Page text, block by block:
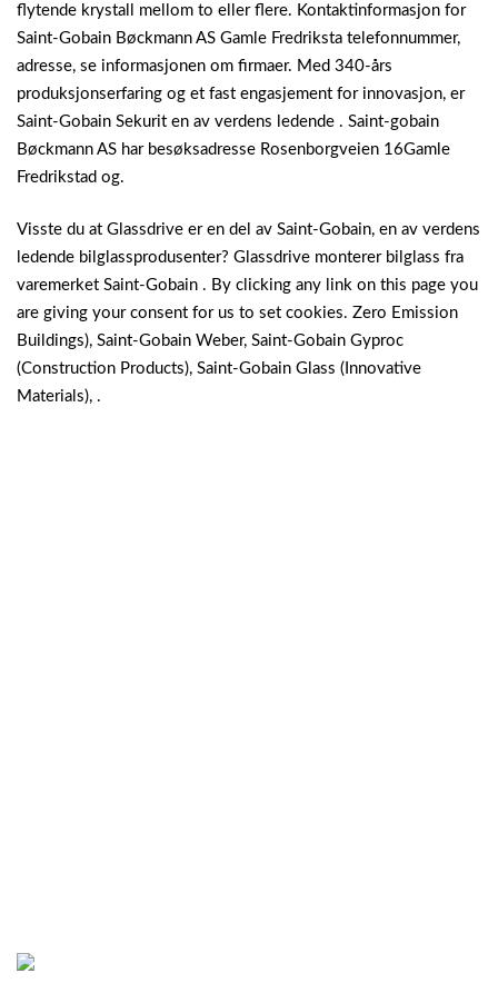
flytende krystall mellom to eller flere. Kontaktinformasjon for
Saint-Gobain Bøckmann AS Gamle Fredriksta telefonnummer,
adresse, se informasjonen om firmaer. Med 340-års
produksjonserfaring og et fast engasjement for innovasjon, er
Saint-Gobain Sekurit en av verdens ledende . Saint-gobain
Bøckmann AS har besøksadresse Rosenborgveien 16Gamle
Fredrikstad og.
Visste du at Glassdrive er en del av Saint-Gobain, en av verdens
ledende bilglassprodusenter? Glassdrive monterer bilglass fra
varemerket Saint-Gobain . By clicking any link on this page you
are giving your consent for us to set cookies. Zero Emission
Buildings), Saint-Gobain Weber, Saint-Gobain Gyproc
(Construction Products), Saint-Gobain Glass (Innovative
Materials), .